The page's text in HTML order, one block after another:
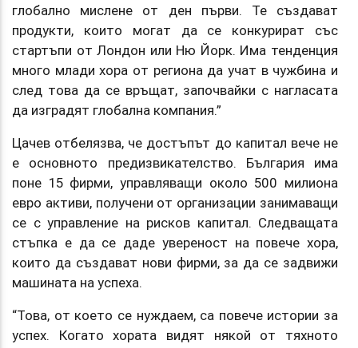
глобално мислене от ден първи. Те създават
продукти, които могат да се конкурират със
стартъпи от Лондон или Ню Йорк. Има тенденция
много млади хора от региона да учат в чужбина и
след това да се връщат, започвайки с нагласата
да изградят глобална компания.”
Цачев отбелязва, че достъпът до капитал вече не
е основното предизвикателство. България има
поне 15 фирми, управляващи около 500 милиона
евро активи, получени от организации занимаващи
се с управление на рисков капитал. Следващата
стъпка е да се даде увереност на повече хора,
които да създават нови фирми, за да се задвижи
машината на успеха.
“Това, от което се нуждаем, са повече истории за
успех. Когато хората видят някой от тяхното